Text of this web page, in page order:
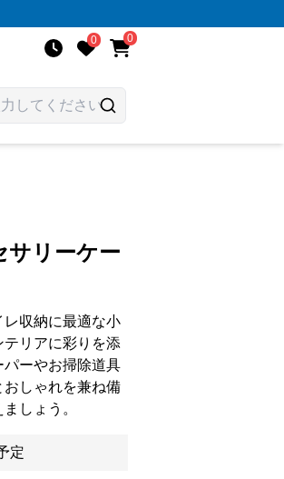
0 0
サリーケー
収納に最適な小
リアに彩りを添
パーやお掃除道具
しゃれを兼ね備
しょう。
定